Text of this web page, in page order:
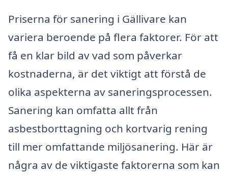
Priserna för sanering i Gällivare kan
variera beroende på flera faktorer. För att
få en klar bild av vad som påverkar
kostnaderna, är det viktigt att förstå de
olika aspekterna av saneringsprocessen.
Sanering kan omfatta allt från
asbestborttagning och kortvarig rening
till mer omfattande miljösanering. Här är
några av de viktigaste faktorerna som kan